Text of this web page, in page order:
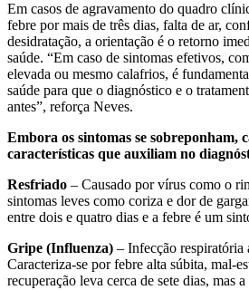
Em casos de agravamento do quadro
febre por mais de três dias, falta de ar,
desidratação, a orientação é o retorno
saúde. “Em caso de sintomas efetivos,
elevada ou mesmo calafrios, é
saúde para que o diagnóstico e o
antes”, reforça Neves.
Embora os sintomas se sobreponham,
características que auxiliam no
Resfriado – Causado por vírus como o
sintomas leves como coriza e dor de
entre dois e quatro dias e a febre é um
Gripe (Influenza) – Infecção respiratória
Caracteriza-se por febre alta súbita, mal-
recuperação leva cerca de sete dias, mas